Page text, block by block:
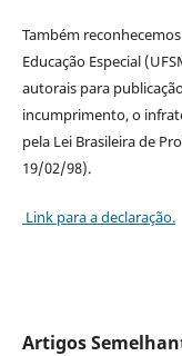
Também
Educação Especial
autorais para
incumprimento, o
pela Lei Brasileira de
19/02/98).
Link para a declaração.
Artigos